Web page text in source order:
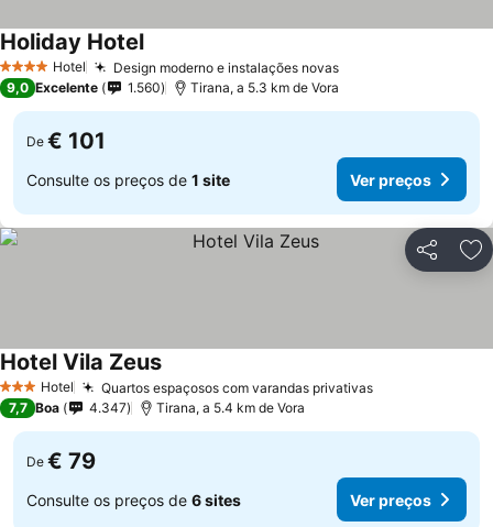
4 EstrelasHotel Design moderno e instalações novas
Holiday Hotel
9,0 Excelente 1.560 Tirana, a 5.3 km de Vora
De € 101
Consulte os preços de 1 site Ver preços
Partilhar
3 EstrelasHotel Quartos espaçosos com varandas privativas
Hotel Vila Zeus
7,7 Boa 4.347 Tirana, a 5.4 km de Vora
De € 79
Consulte os preços de 6 sites Ver preços